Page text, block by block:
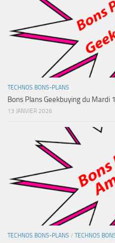
TECHNOS BONS-PLANS
Bons Plans Geekbuying du Mardi
13 JANVIER 2026
TECHNOS BONS-PLANS / TECHNOS